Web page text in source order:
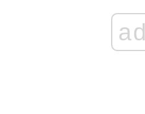
ad